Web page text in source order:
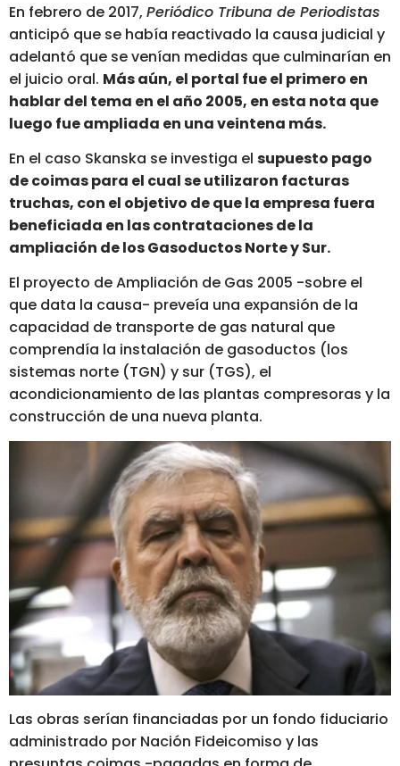
En febrero de 2017, Periódico Tribuna de Periodistas
anticipó que se había reactivado la causa judicial y
adelantó que se venían medidas que culminarían en
el juicio oral. Más aún, el portal fue el primero en
hablar del tema en el año 2005, en esta nota que
luego fue ampliada en una veintena más.
En el caso Skanska se investiga el supuesto pago
de coimas para el cual se utilizaron facturas
truchas, con el objetivo de que la empresa fuera
beneficiada en las contrataciones de la
ampliación de los Gasoductos Norte y Sur.
El proyecto de Ampliación de Gas 2005 -sobre el
que data la causa- preveía una expansión de la
capacidad de transporte de gas natural que
comprendía la instalación de gasoductos (los
sistemas norte (TGN) y sur (TGS), el
acondicionamiento de las plantas compresoras y la
construcción de una nueva planta.
Las obras serían financiadas por un fondo fiduciario
administrado por Nación Fideicomiso y las